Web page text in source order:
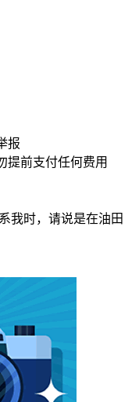
报
提前支付任何费用
我时，请说是在油田